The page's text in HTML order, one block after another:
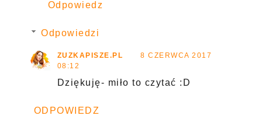
Odpowiedz
Odpowiedzi
ZUZKAPISZE.PL
8 CZERWCA 2017
08:12
Dziękuję- miło to czytać :D
ODPOWIEDZ